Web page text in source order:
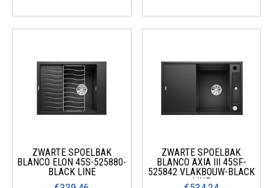
ZWARTE SPOELBAK
BLANCO ELON 45S-525880-
BLACK LINE
ZWARTE SPOELBAK
BLANCO AXIA III 45SF-
525842 VLAKBOUW-BLACK
LINE